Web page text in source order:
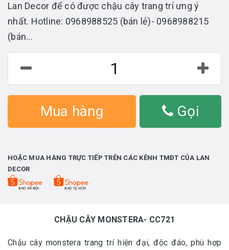
Lan Decor để có được chậu cây trang trí ưng ý
nhất. Hotline: 0968988525 (bán lẻ)- 0968988215
(bán...
Mua hàng Gọi
HOẶC MUA HÀNG TRỰC TIẾP TRÊN CÁC KÊNH TMĐT CỦA LAN
DECOR
CHẬU CÂY MONSTERA- CC721
Chậu cây monstera trang trí hiện đại, độc đáo, phù hợp